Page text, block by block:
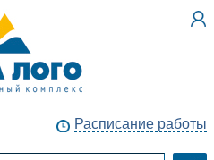
Расписание работы